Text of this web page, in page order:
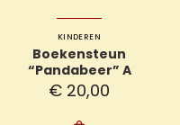
KINDEREN
Boekensteun
“Pandabeer” A
€ 20,00